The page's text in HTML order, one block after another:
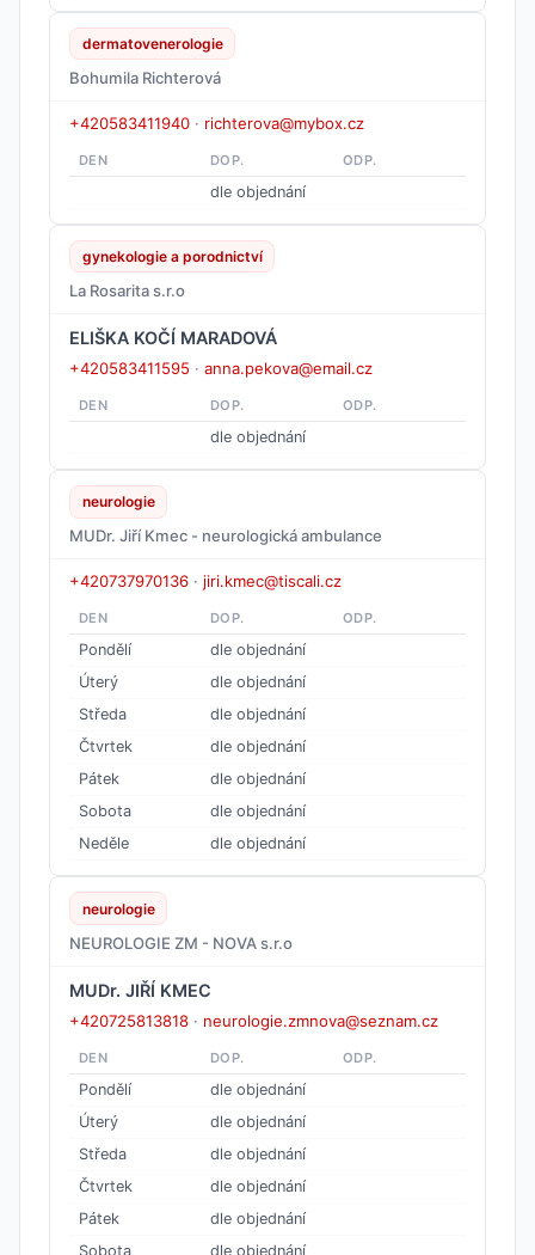
dermatovenerologie
Bohumila Richterová
+420583411940 · richterova@mybox.cz
DEN DOP. ODP.
dle objednání
gynekologie a porodnictví
La Rosarita s.r.o
ELIŠKA KOČÍ MARADOVÁ
+420583411595 · anna.pekova@email.cz
DEN DOP. ODP.
dle objednání
neurologie
MUDr. Jiří Kmec - neurologická ambulance
+420737970136 · jiri.kmec@tiscali.cz
DEN DOP. ODP.
Pondělí
dle objednání
Úterý
dle objednání
Středa
dle objednání
Čtvrtek
dle objednání
Pátek
dle objednání
Sobota
dle objednání
Neděle
dle objednání
neurologie
NEUROLOGIE ZM - NOVA s.r.o
MUDr. JIŘÍ KMEC
+420725813818 · neurologie.zmnova@seznam.cz
DEN DOP. ODP.
Pondělí
dle objednání
Úterý
dle objednání
Středa
dle objednání
Čtvrtek
dle objednání
Pátek
dle objednání
Sobota
dle objednání